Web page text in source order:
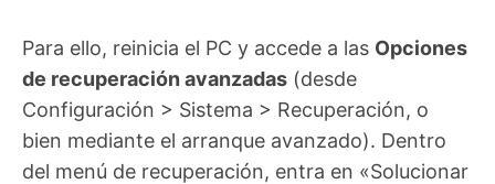
Para ello, reinicia el PC y accede a las Opciones
de recuperación avanzadas (desde
Configuración > Sistema > Recuperación, o
bien mediante el arranque avanzado). Dentro
del menú de recuperación, entra en «Solucionar